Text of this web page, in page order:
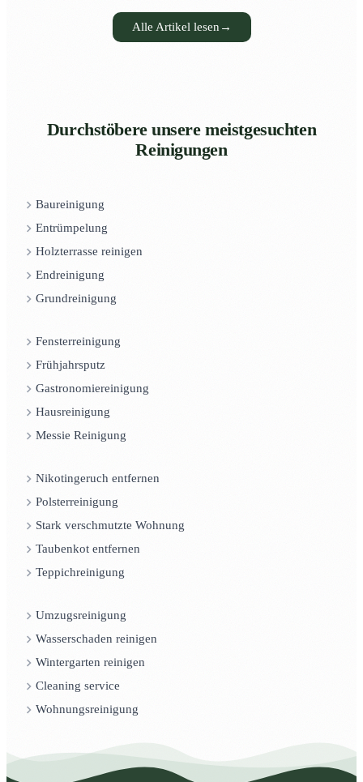
Alle Artikel lesen →
Durchstöbere unsere meistgesuchten
Reinigungen
Baureinigung
Entrümpelung
Holzterrasse reinigen
Endreinigung
Grundreinigung
Fensterreinigung
Frühjahrsputz
Gastronomiereinigung
Hausreinigung
Messie Reinigung
Nikotingeruch entfernen
Polsterreinigung
Stark verschmutzte Wohnung
Taubenkot entfernen
Teppichreinigung
Umzugsreinigung
Wasserschaden reinigen
Wintergarten reinigen
Cleaning service
Wohnungsreinigung